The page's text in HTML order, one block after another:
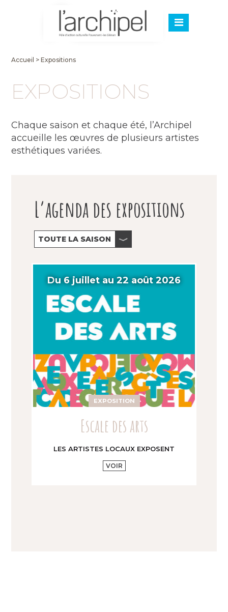
Accueil >Expositions
EXPOSITIONS
Chaque saison et chaque été, l’Archipel
accueille les œuvres de plusieurs artistes
esthétiques variées.
L’agenda des expositions
Du 6 juillet au 22 août 2026
EXPOSITION
Escale des arts
LES ARTISTES LOCAUX EXPOSENT
VOIR